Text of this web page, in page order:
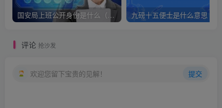
国安局上班公开身份是什么（国安身份对家人保密吗）
评论 抢沙发
欢迎您留下宝贵的见解！ 提交